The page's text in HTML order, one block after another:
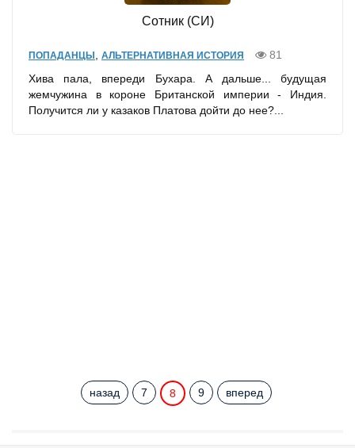
Сотник (СИ)
ПОПАДАНЦЫ АЛЬТЕРНАТИВНАЯ ИСТОРИЯ
81
Хива пала, впереди Бухара. А дальше... будущая
жемчужина в короне Британской империи - Индия.
Получится ли у казаков Платова дойти до нее?...
назад 7 8 9 вперед